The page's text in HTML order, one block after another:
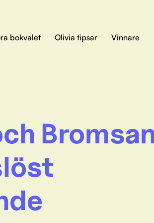
bokvalet Olivia tipsar Vinnare